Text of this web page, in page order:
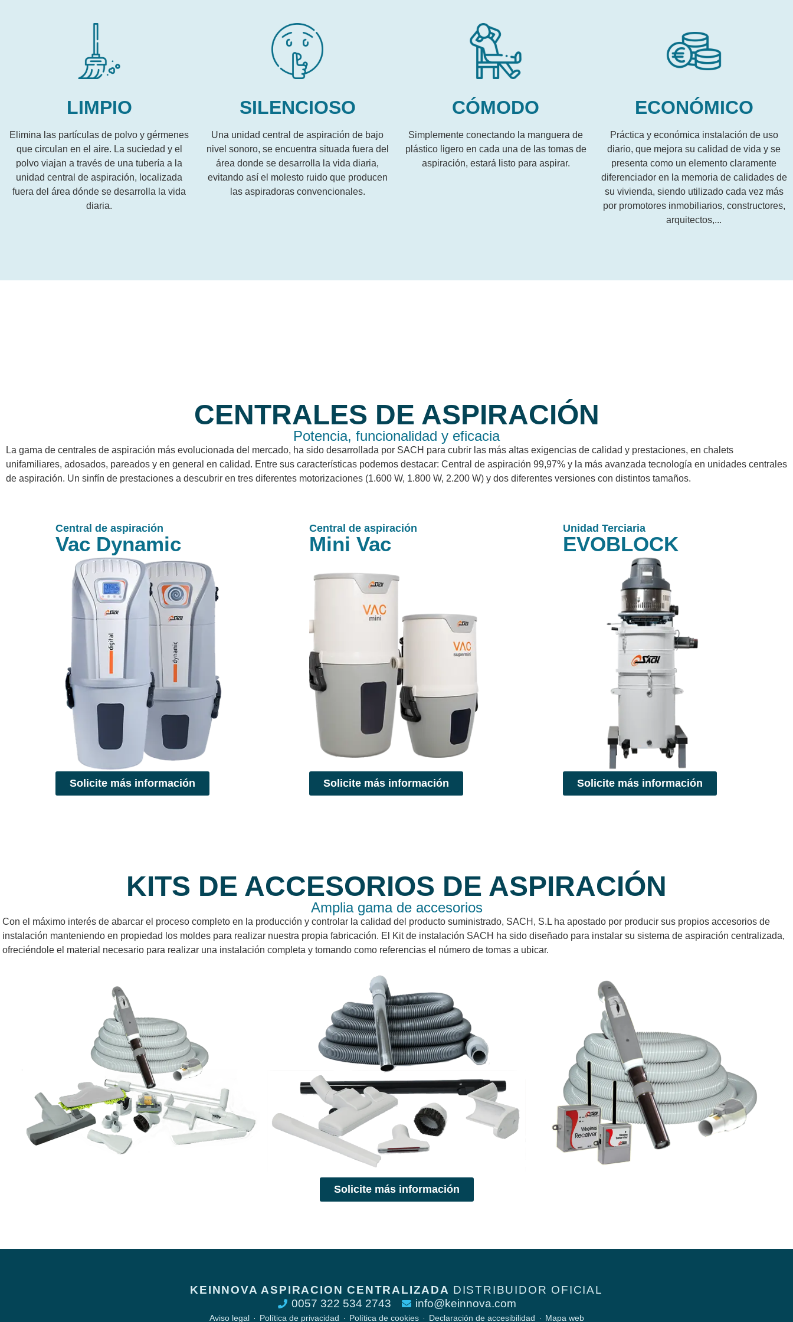
LIMPIO
Elimina las partículas de polvo y gérmenes
que circulan en el aire. La suciedad y el
polvo viajan a través de una tubería a la
unidad central de aspiración, localizada
fuera del área dónde se desarrolla la vida
diaria.
SILENCIOSO
Una unidad central de aspiración de bajo
nivel sonoro, se encuentra situada fuera del
área donde se desarrolla la vida diaria,
evitando así el molesto ruido que producen
las aspiradoras convencionales.
CÓMODO
Simplemente conectando la manguera de
plástico ligero en cada una de las tomas de
aspiración, estará listo para aspirar.
ECONÓMICO
Práctica y económica instalación de uso
diario, que mejora su calidad de vida y se
presenta como un elemento claramente
diferenciador en la memoria de calidades de
su vivienda, siendo utilizado cada vez más
por promotores inmobiliarios, constructores,
arquitectos,...
CENTRALES DE ASPIRACIÓN
Potencia, funcionalidad y eficacia
La gama de centrales de aspiración más evolucionada del mercado, ha sido desarrollada por SACH para cubrir las más altas exigencias de calidad y prestaciones, en chalets
unifamiliares, adosados, pareados y en general en calidad. Entre sus características podemos destacar: Central de aspiración 99,97% y la más avanzada tecnología en unidades centrales
de aspiración. Un sinfín de prestaciones a descubrir en tres diferentes motorizaciones (1.600 W, 1.800 W, 2.200 W) y dos diferentes versiones con distintos tamaños.
Central de aspiración
Vac Dynamic
Solicite más información
Central de aspiración
Mini Vac
Solicite más información
Unidad Terciaria
EVOBLOCK
Solicite más información
KITS DE ACCESORIOS DE ASPIRACIÓN
Amplia gama de accesorios
Con el máximo interés de abarcar el proceso completo en la producción y controlar la calidad del producto suministrado, SACH, S.L ha apostado por producir sus propios accesorios de
instalación manteniendo en propiedad los moldes para realizar nuestra propia fabricación. El Kit de instalación SACH ha sido diseñado para instalar su sistema de aspiración centralizada,
ofreciéndole el material necesario para realizar una instalación completa y tomando como referencias el número de tomas a ubicar.
Solicite más información
KEINNOVA ASPIRACION CENTRALIZADA DISTRIBUIDOR OFICIAL
0057 322 534 2743
info@keinnova.com
Aviso legal Política de privacidad Política de cookies Declaración de accesibilidad Mapa web